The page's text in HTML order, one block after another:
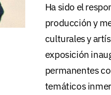
Ha sido el
producción y
culturales y
exposición
permanentes
temáticos